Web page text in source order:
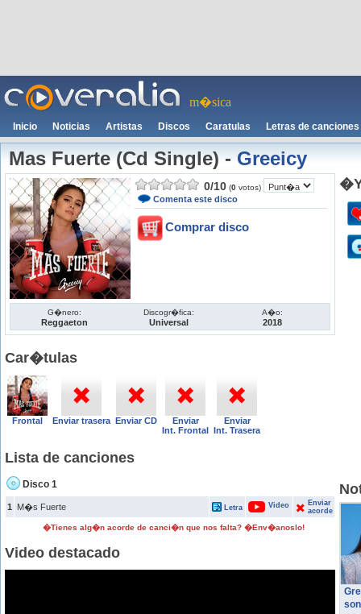
m�sica
Inicio Noticias Artistas Discos Caratulas Letras de canciones
Mas Fuerte (Cd Single)-Greeicy
0/10 (0 votos)
Comenta este disco
Comprar disco
G�nero:
Reggaeton
Discogr�fica:
Universal
A�o:
2018
Car�tulas
Frontal Enviar trasera Enviar CD
Enviar
Int. Frontal
Enviar
Int. Trasera
Lista de canciones
Disco 1
1 M�s Fuerte Letra Video
Enviar
acorde
�Tienes alg�n acorde de canci�n que nos falta? �Env�anoslo!
Video destacado